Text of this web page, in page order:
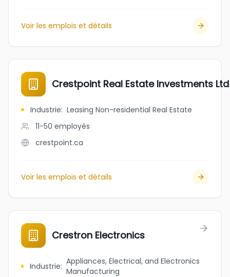
Voir les emplois et détails
Crestpoint Real Estate Investments Ltd
Industrie: Leasing Non-residential Real Estate
11-50 employés
crestpoint.ca
Voir les emplois et détails
Crestron Electronics
Industrie: Appliances, Electrical, and Electronics
Manufacturing